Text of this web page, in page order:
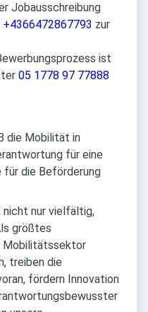
Jobausschreibung
+4366472867793 zur
ist
05 1778 97 77888
die Mobilität in
für eine
die Beförderung
nicht nur vielfältig,
größtes
Mobilitätssektor
treiben die
fördern Innovation